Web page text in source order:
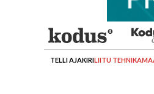
TELLI AJAKIRILIITU